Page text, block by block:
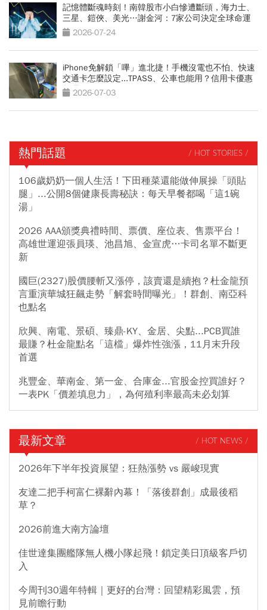
記憶體斷魂時刻！南韓股市小白慘遭斷頭，海力士、
三星、鎧俠、美光…謝金河：7家公司決定全球命運
2026-07-24
iPhone免解鎖「嗶」進北捷！手機沒電也不怕、快速
交通卡怎麼設定...TPASS、公車也能用？信用卡優惠
整理2026-07-03
熱門話題 / HOT STORIES /
106歲奶奶一個人生活！下田種菜還能做伸展操「頭貼
腿」...公開8個健康長壽秘訣：每天早餐都喝「這1碗
湯」
2026 AAA頒獎典禮時間、票價、座位表、售票平台！
高雄世運迎張員瑛、池昌旭、金宣虎…卡司名單不斷更
新
國巨(2327)股價腰斬又漲停，該賣還是續抱？杜金龍預
言重演華城狂飆走勢「解套時間曝光」！群創、南亞科
也點名
欣興、南電、景碩、臻鼎-KY、金居、尖點...PCB買誰
最賺？杜金龍點名「這檔」爆炸性強漲，11月末升段
首選
兆豐金、華南金、第一金、合庫金...官股金控買誰好？
一表PK「價差填息力」，為何殖利率最高未必划算
最新文章 / HOT NEWS /
2026年下半年投資展望：狂熱漲勢 vs 嚴峻現實
友達二把手柯富仁裸辭內幕！「落後群創」成最後稻
草？
2026前進大南方論壇
佳世達集團艦隊無人機小隊起飛！鎖定美日頂級客戶切
入
今周刊30週年特輯｜更好的台灣：回望精彩風雲，預
見前瞻行動